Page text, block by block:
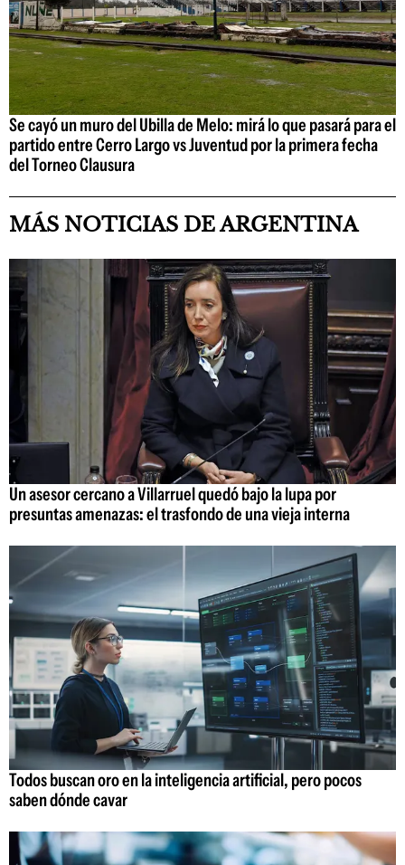
Se cayó un muro del Ubilla de Melo: mirá lo que pasará para el
partido entre Cerro Largo vs Juventud por la primera fecha
del Torneo Clausura
MÁS NOTICIAS DE ARGENTINA
Un asesor cercano a Villarruel quedó bajo la lupa por
presuntas amenazas: el trasfondo de una vieja interna
Todos buscan oro en la inteligencia artificial, pero pocos
saben dónde cavar